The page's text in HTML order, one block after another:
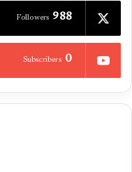
988
Followers
0
Subscribers